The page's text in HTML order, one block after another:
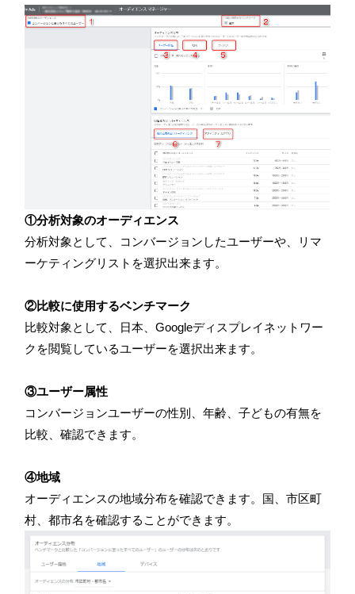
①分析対象のオーディエンス
分析対象として、コンバージョンしたユーザーや、リマ
ーケティングリストを選択出来ます。
②比較に使用するベンチマーク
比較対象として、日本、 Googleディスプレイネットワー
クを閲覧しているユーザーを選択出来ます。
③ユーザー属性
コンバージョンユーザーの性別、年齢、子どもの有無を
比較、確認できます。
④地域
オーディエンスの地域分布を確認できます。国、市区町
村、都市名を確認することができます。